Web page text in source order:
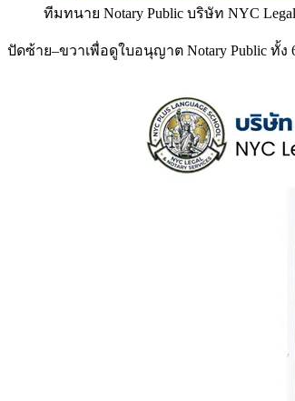
ทีมทนาย Notary Public บริษัท NYC
ปัดซ้าย–ขวาเพื่อดูใบอนุญาต Notary Public ทั้ง